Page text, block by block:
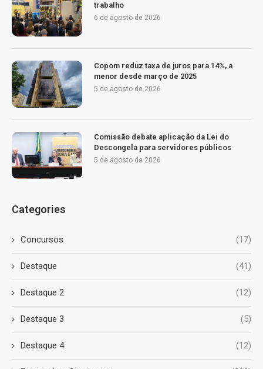
trabalho
6 de agosto de 2026
Copom reduz taxa de juros para 14%, a
menor desde março de 2025
5 de agosto de 2026
Comissão debate aplicação da Lei do
Descongela para servidores públicos
5 de agosto de 2026
Categories
Concursos (17)
Destaque (41)
Destaque 2 (12)
Destaque 3 (5)
Destaque 4 (12)